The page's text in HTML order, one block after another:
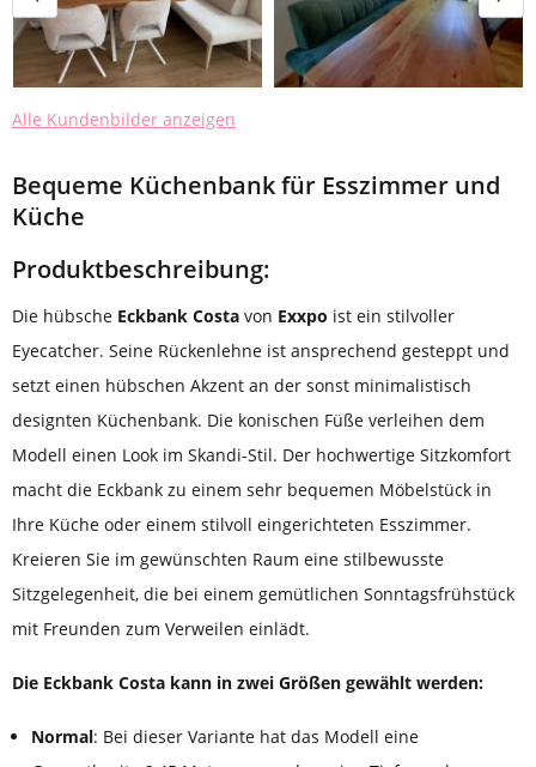
Alle Kundenbilder anzeigen
Bequeme Küchenbank für Esszimmer und
Küche
Produktbeschreibung:
Die hübsche Eckbank Costa von Exxpo ist ein stilvoller
Eyecatcher. Seine Rückenlehne ist ansprechend gesteppt und
setzt einen hübschen Akzent an der sonst minimalistisch
designten Küchenbank. Die konischen Füße verleihen dem
Modell einen Look im Skandi-Stil. Der hochwertige Sitzkomfort
macht die Eckbank zu einem sehr bequemen Möbelstück in
Ihre Küche oder einem stilvoll eingerichteten Esszimmer.
Kreieren Sie im gewünschten Raum eine stilbewusste
Sitzgelegenheit, die bei einem gemütlichen Sonntagsfrühstück
mit Freunden zum Verweilen einlädt.
Die Eckbank Costa kann in zwei Größen gewählt werden:
Normal: Bei dieser Variante hat das Modell eine